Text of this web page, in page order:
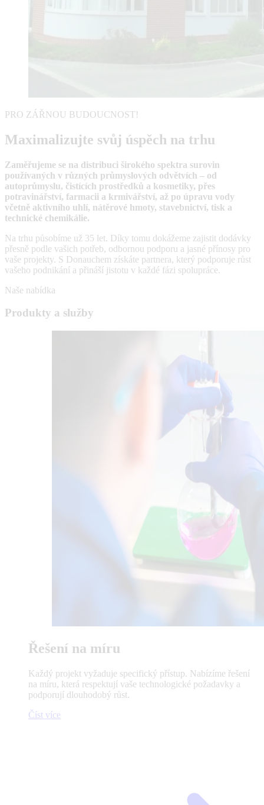
PRO ZÁŘNOU BUDOUCNOST!
Maximalizujte svůj úspěch na trhu
Zaměřujeme se na distribuci širokého spektra surovin
používaných v různých průmyslových odvětvích – od
autoprůmyslu, čistících prostředků a kosmetiky, přes
potravinářství, farmacii a krmivářství, až po úpravu vody
včetně aktivního uhlí, nátěrové hmoty, stavebnictví, tisk a
technické chemikálie.
Na trhu působíme už 35 let. Díky tomu dokážeme zajistit dodávky
přesně podle vašich potřeb, odbornou podporu a jasné přínosy pro
vaše projekty. S Donauchem získáte partnera, který podporuje růst
vašeho podnikání a přináší jistotu v každé fázi spolupráce.
Naše nabídka
Produkty a služby
Řešení na míru
Každý projekt vyžaduje specifický přístup. Nabízíme řešení
na míru, která respektují vaše technologické požadavky a
podporují dlouhodobý růst.
Číst více